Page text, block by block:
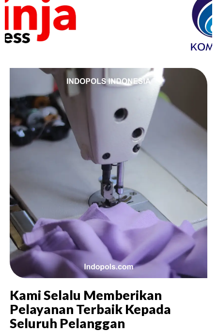
Kami Selalu Memberikan
Pelayanan Terbaik Kepada
Seluruh Pelanggan